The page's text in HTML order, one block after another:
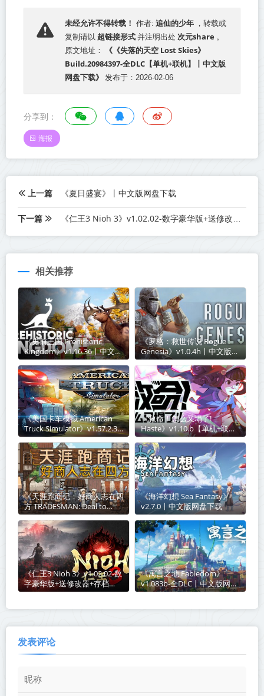
未经允许不得转载！ 作者: 追仙的少年 ，转载或
复制请以 超链接形式 并注明出处 次元share 。
原文地址：
《《失落的天空 Lost Skies》
Build.20984397-全DLC【单机+联机】丨中文版
网盘下载》
发布于：2026-02-06
分享到：
海报
上一篇 《夏日盛宴》丨中文版网盘下载
下一篇 《仁王3 Nioh 3》v1.02.02-数字豪华版+送修改器+存档【单机+联机】丨中文版网盘下载
相关推荐
《史前王国 Prehistoric
Kingdom》v1.16.36丨中文版
网盘下载
《罗格：救世传说 Rogue :
Genesia》v1.0.4h丨中文版网
盘下载
《美国卡车模拟 American
Truck Simulator》v1.57.2.3-
全DLC【单机+联机】丨中文
版网盘下载
《救命！怎么又塌了!
Haste》v1.10.b【单机+联
机】丨中文版网盘下载
《天涯跑商记：好商人志在四
方 TRADESMAN: Deal to
Dealer》Build.21003541丨中
文版网盘下载
《海洋幻想 Sea Fantasy》
v2.7.0丨中文版网盘下载
《仁王3 Nioh 3》v1.02.02-数
字豪华版+送修改器+存档
【单机+联机】丨中文版网盘
《寓言之地 Fabledom》
v1.083b-全DLC丨中文版网盘
下载
发表评论